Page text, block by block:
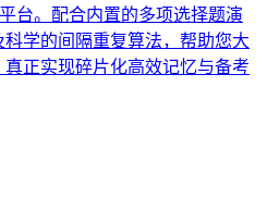
台。配合内置的多项选择题演
学的间隔重复算法，帮助您大
正实现碎片化高效记忆与备考